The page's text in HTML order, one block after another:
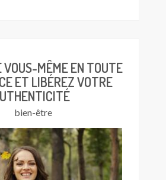
VOUS-MÊME EN TOUTE
ET LIBÉREZ VOTRE
bien-être